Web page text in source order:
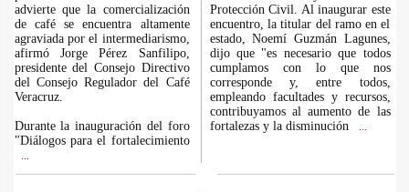
advierte que la comercialización
de café se encuentra altamente
agraviada por el intermediarismo,
afirmó Jorge Pérez Sanfilipo,
presidente del Consejo Directivo
del Consejo Regulador del Café
Veracruz.
Durante la inauguración del foro
"Diálogos para el fortalecimiento
Protección Civil. Al inaugurar este
encuentro, la titular del ramo en el
estado, Noemí Guzmán Lagunes,
dijo que "es necesario que todos
cumplamos con lo que nos
corresponde y, entre todos,
empleando facultades y recursos,
contribuyamos al aumento de las
fortalezas y la disminución